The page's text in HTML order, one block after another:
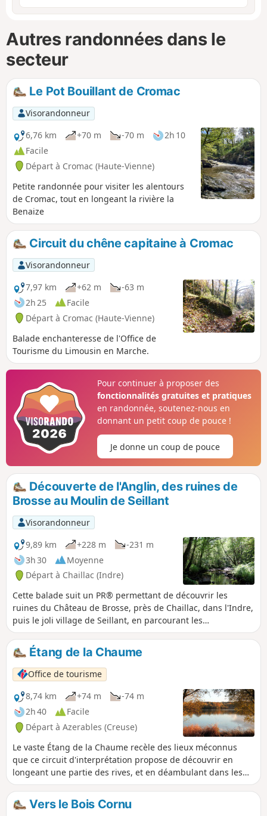
Autres randonnées dans le
secteur
Le Pot Bouillant de Cromac
Visorandonneur
6,76 km
+70 m -70 m
2h 10
Facile
Départ à Cromac (Haute-Vienne)
Petite randonnée pour visiter les alentours
de Cromac, tout en longeant la rivière la
Benaize
Circuit du chêne capitaine à Cromac
Visorandonneur
7,97 km
+62 m
-63 m
2h 25
Facile
Départ à Cromac (Haute-Vienne)
Balade enchanteresse de l'Office de
Tourisme du Limousin en Marche.
Pour continuer à proposer des
fonctionnalités gratuites et pratiques
en randonnée, soutenez-nous en
donnant un petit coup de pouce !
Je donne un coup de pouce
Découverte de l'Anglin, des ruines de
Brosse au Moulin de Seillant
Visorandonneur
9,89 km
+228 m
-231 m
3h 30
Moyenne
Départ à Chaillac (Indre)
Cette balade suit un PR® permettant de découvrir les
ruines du Château de Brosse, près de Chaillac, dans l'Indre,
puis le joli village de Seillant, en parcourant les
rafraîchissants bords de la rivière de l'Anglin.
Étang de la Chaume
Office de tourisme
8,74 km
+74 m
-74 m
2h 40
Facile
Départ à Azerables (Creuse)
Le vaste Étang de la Chaume recèle des lieux méconnus
que ce circuit d'interprétation propose de découvrir en
longeant une partie des rives, et en déambulant dans les
bois et landes alentours. Sachez faire preuve de discrétion
envers la faune et les pêcheurs, et équipez-vous de bonnes
chaussures par temps humide.
Vers le Bois Cornu